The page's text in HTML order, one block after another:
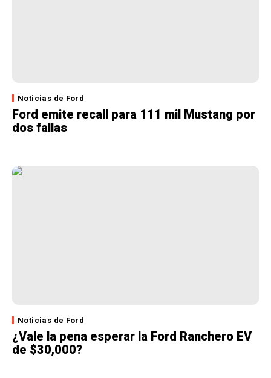
Noticias de Ford
Ford emite recall para 111 mil Mustang por
dos fallas
Noticias de Ford
¿Vale la pena esperar la Ford Ranchero EV
de $30,000?